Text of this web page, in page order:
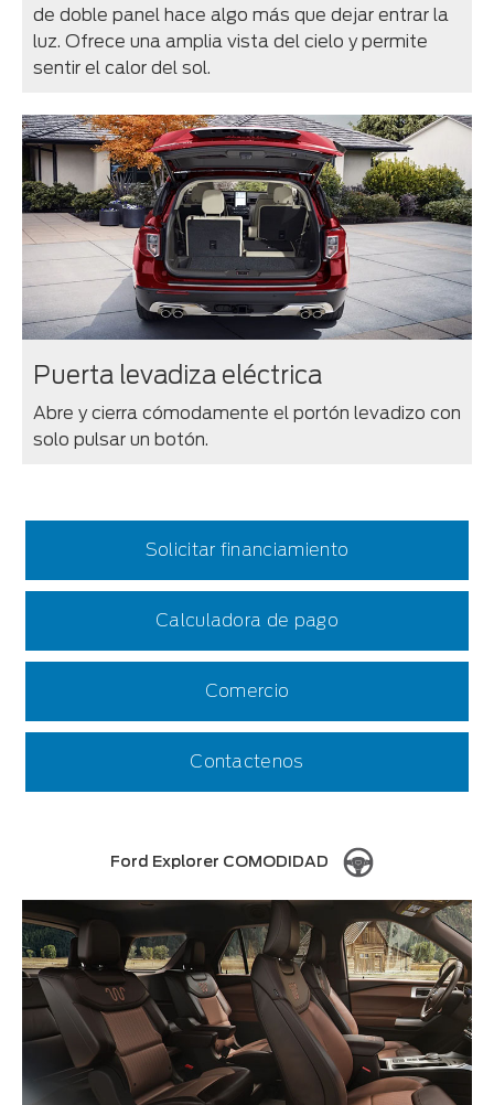
de doble panel hace algo más que dejar entrar la
luz. Ofrece una amplia vista del cielo y permite
sentir el calor del sol.
Puerta levadiza eléctrica
Abre y cierra cómodamente el portón levadizo con
solo pulsar un botón.
Solicitar financiamiento
Calculadora de pago
Comercio
Contactenos
Ford Explorer COMODIDAD